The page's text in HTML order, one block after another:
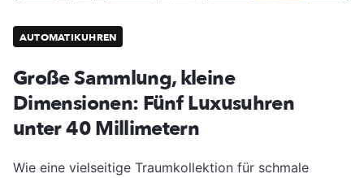
AUTOMATIKUHREN
Große Sammlung, kleine
Dimensionen: Fünf Luxusuhren
unter 40 Millimetern
Wie eine vielseitige Traumkollektion für schmale